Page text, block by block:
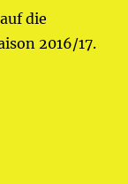
die
2016/17.